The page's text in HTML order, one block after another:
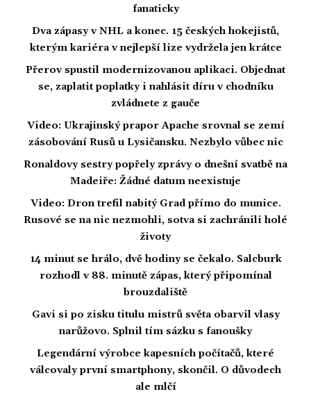
fanaticky
Dva zápasy v NHL a konec. 15 českých hokejistů,
kterým kariéra v nejlepší lize vydržela jen krátce
Přerov spustil modernizovanou aplikaci. Objednat
se, zaplatit poplatky i nahlásit díru v chodníku
zvládnete z gauče
Video: Ukrajinský prapor Apache srovnal se zemí
zásobování Rusů u Lysičansku. Nezbylo vůbec nic
Ronaldovy sestry popřely zprávy o dnešní svatbě na
Madeiře: Žádné datum neexistuje
Video: Dron trefil nabitý Grad přímo do munice.
Rusové se na nic nezmohli, sotva si zachránili holé
životy
14 minut se hrálo, dvě hodiny se čekalo. Salcburk
rozhodl v 88. minutě zápas, který připomínal
brouzdaliště
Gavi si po zisku titulu mistrů světa obarvil vlasy
narůžovo. Splnil tím sázku s fanoušky
Legendární výrobce kapesních počítačů, které
válcovaly první smartphony, skončil. O důvodech
ale mlčí